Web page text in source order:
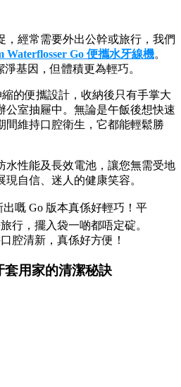
，經常需要外出公幹或旅行，我們
Waterflosser Go 便攜水牙線機。
基因，但體積更為輕巧。
縮的便攜設計，收納後只有手掌大
公室抽屜中。無論是午飯後想快速
間維持口腔衛生，它都能輕鬆勝
水性能及長效電池，讓您無需受地
自信、迷人的健康笑容。
出嘅 Go 版本真係好輕巧！平
行，擺入袋一啲都唔定碇。
腔清新，真係好方便！
套用家的清潔秘訣